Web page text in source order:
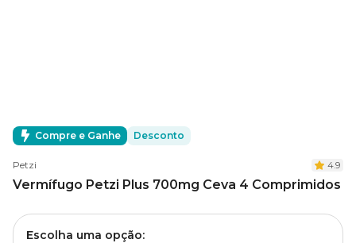
Compre e Ganhe Desconto
Petzi 4.9
Vermífugo Petzi Plus 700mg Ceva 4 Comprimidos
Escolha uma opção: